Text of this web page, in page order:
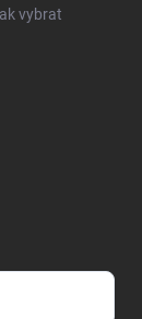
vybrat